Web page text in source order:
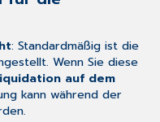
: Standardmäßig ist die
Wenn Sie diese
auf dem
kann während der